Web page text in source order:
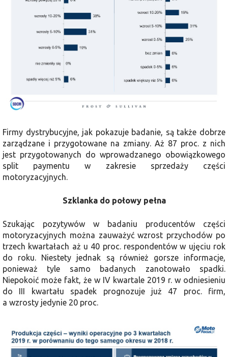
Firmy dystrybucyjne, jak pokazuje badanie, są także dobrze
zarządzane i przygotowane na zmiany. Aż 87 proc. z nich
jest przygotowanych do wprowadzanego obowiązkowego
split paymentu w zakresie sprzedaży części
motoryzacyjnych.
Szklanka do połowy pełna
Szukając pozytywów w badaniu producentów części
motoryzacyjnych można zauważyć wzrost przychodów po
trzech kwartałach aż u 40 proc. respondentów w ujęciu rok
do roku. Niestety jednak są również gorsze informacje,
ponieważ tyle samo badanych zanotowało spadki.
Niepokoić może fakt, że w IV kwartale 2019 r. w odniesieniu
do III kwartału spadek prognozuje już 47 proc. firm,
a wzrosty jedynie 20 proc.